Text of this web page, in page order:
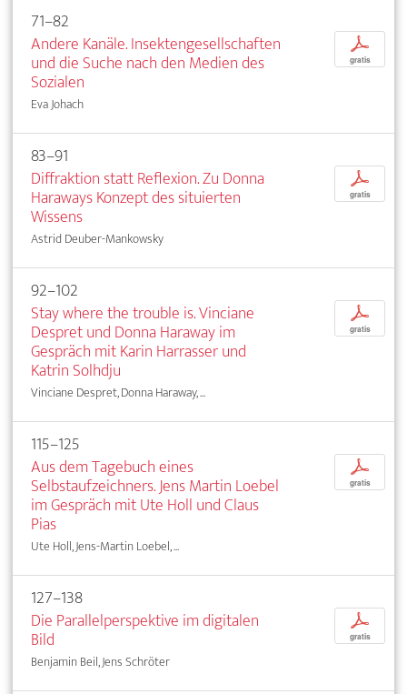
71–82
Andere Kanäle. Insektengesellschaften
und die Suche nach den Medien des
Sozialen
Eva Johach
p
gratis
83–91
Diffraktion statt Reflexion. Zu Donna
Haraways Konzept des situierten
Wissens
Astrid Deuber-Mankowsky
p
gratis
92–102
Stay where the trouble is. Vinciane
Despret und Donna Haraway im
Gespräch mit Karin Harrasser und
Katrin Solhdju
Vinciane Despret, Donna Haraway, ...
p
gratis
115–125
Aus dem Tagebuch eines
Selbstaufzeichners. Jens Martin Loebel
im Gespräch mit Ute Holl und Claus
Pias
Ute Holl, Jens-Martin Loebel, ...
p
gratis
127–138
Die Parallelperspektive im digitalen
Bild
Benjamin Beil, Jens Schröter
p
gratis